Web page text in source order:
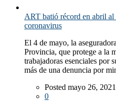
ART batió récord en abril al
coronavirus
El 4 de mayo, la
Provincia, que protege a la
trabajadoras esenciales por
más de una denuncia por
Posted mayo 26, 2021
0